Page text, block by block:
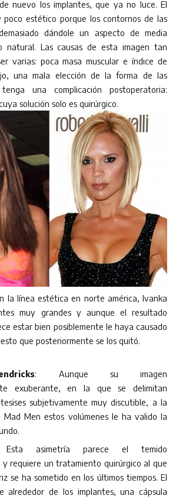
nuevo los implantes, que ya no luce. El
poco estético porque los contornos de las
dándole un aspecto de media
natural. Las causas de esta imagen tan
varias: poca masa muscular e índice de
una mala elección de la forma de las
una complicación postoperatoria:
solución solo es quirúrgico.
la línea estética en norte américa, Ivanka
muy grandes y aunque el resultado
estar bien posiblemente le haya causado
que posteriormente se los quitó.
: Aunque su imagen
exuberante, en la que se delimitan
subjetivamente muy discutible, a la
Mad Men estos volúmenes le ha valido la
Esta asimetría parece el temido
y requiere un tratamiento quirúrgico al que
se ha sometido en los últimos tiempos. El
alrededor de los implantes, una cápsula